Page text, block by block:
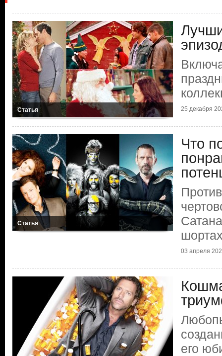
Статья 25 декабря
Статья
Что
03 апреля
его